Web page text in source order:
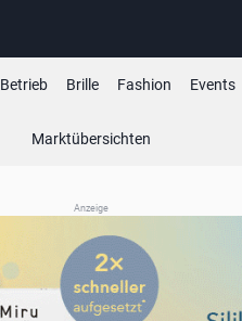
Betrieb Brille Fashion Events
Marktübersichten
Anzeige